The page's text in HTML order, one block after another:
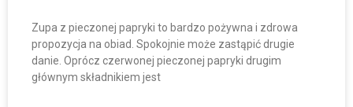
Zupa z pieczonej papryki to bardzo pożywna i zdrowa
propozycja na obiad. Spokojnie może zastąpić drugie
danie. Oprócz czerwonej pieczonej papryki drugim
głównym składnikiem jest